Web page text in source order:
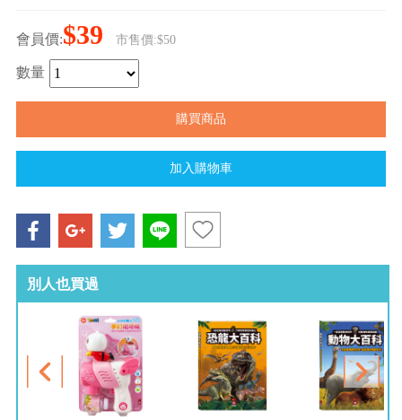
會員價:$39 市售價:$50
數量
別人也買過